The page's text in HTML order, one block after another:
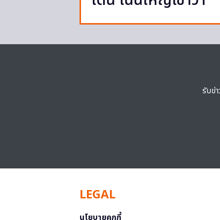
รับข่
LEGAL
นโยบายคุกกี้